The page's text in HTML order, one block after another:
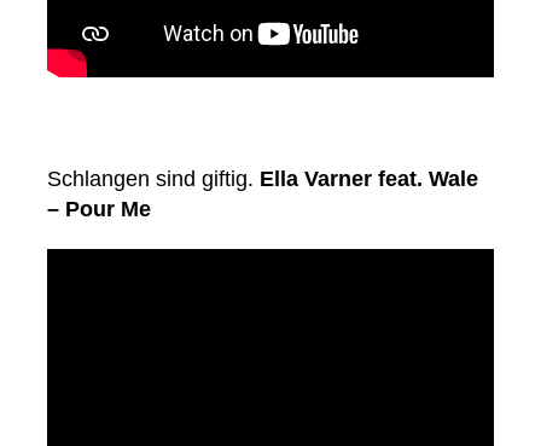
Schlangen sind giftig. Ella Varner feat. Wale
– Pour Me